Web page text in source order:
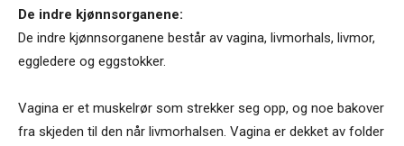
De indre kjønnsorganene:
De indre kjønnsorganene består av vagina, livmorhals, livmor,
eggledere og eggstokker.
Vagina er et muskelrør som strekker seg opp, og noe bakover
fra skjeden til den når livmorhalsen. Vagina er dekket av folder